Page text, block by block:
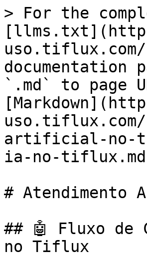
> For the
documentation
`.md` to page
artificial-no-
ia-no-
# Atendimento
## 🤖 Fluxo
no Tiflux